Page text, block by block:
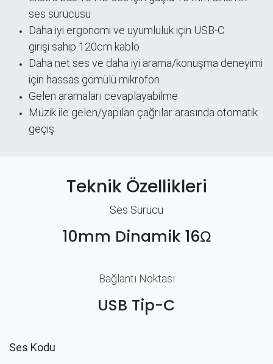
ses sürücüsü
Daha iyi ergonomi ve uyumluluk için USB-C
girişi sahip 120cm kablo
Daha net ses ve daha iyi arama/konuşma deneyimi
için hassas gömülü mikrofon
Gelen aramaları cevaplayabilme
Müzik ile gelen/yapılan çağrılar arasında otomatik
geçiş
Teknik Özellikleri
Ses Sürücü
10mm Dinamik 16Ω
Bağlantı Noktası
USB Tip-C
Ses Kodu